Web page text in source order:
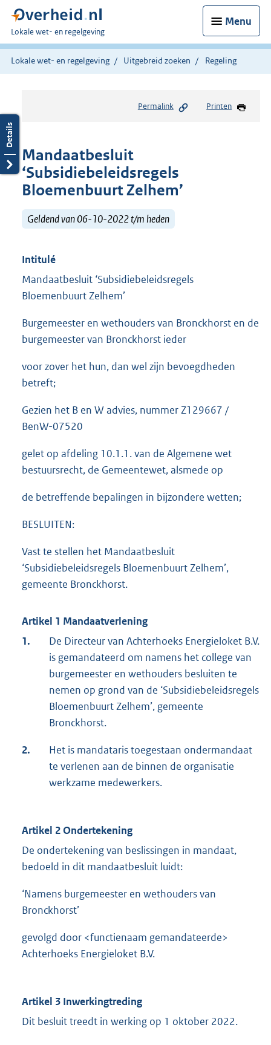
Menu
U
bent
hier:
Lokale wet- en regelgeving
Lokale wet- en regelgeving Uitgebreid zoeken Regeling
Permalink Printen
Mandaatbesluit
‘Subsidiebeleidsregels
Bloemenbuurt Zelhem’
Geldend van 06-10-2022 t/m heden
Intitulé
Mandaatbesluit ‘Subsidiebeleidsregels
Bloemenbuurt Zelhem’
Burgemeester en wethouders van Bronckhorst en de
burgemeester van Bronckhorst ieder
voor zover het hun, dan wel zijn bevoegdheden
betreft;
Gezien het B en W advies, nummer Z129667 /
BenW-07520
gelet op afdeling 10.1.1. van de Algemene wet
bestuursrecht, de Gemeentewet, alsmede op
de betreffende bepalingen in bijzondere wetten;
BESLUITEN:
Vast te stellen het Mandaatbesluit
‘Subsidiebeleidsregels Bloemenbuurt Zelhem’,
gemeente Bronckhorst.
Artikel 1 Mandaatverlening
1.
De Directeur van Achterhoeks Energieloket B.V.
is gemandateerd om namens het college van
burgemeester en wethouders besluiten te
nemen op grond van de ‘Subsidiebeleidsregels
Bloemenbuurt Zelhem’, gemeente
Bronckhorst.
2.
Het is mandataris toegestaan ondermandaat
te verlenen aan de binnen de organisatie
werkzame medewerkers.
Artikel 2 Ondertekening
De ondertekening van beslissingen in mandaat,
bedoeld in dit mandaatbesluit luidt:
‘Namens burgemeester en wethouders van
Bronckhorst’
gevolgd door <functienaam gemandateerde>
Achterhoeks Energieloket B.V.
Artikel 3 Inwerkingtreding
Dit besluit treedt in werking op 1 oktober 2022.